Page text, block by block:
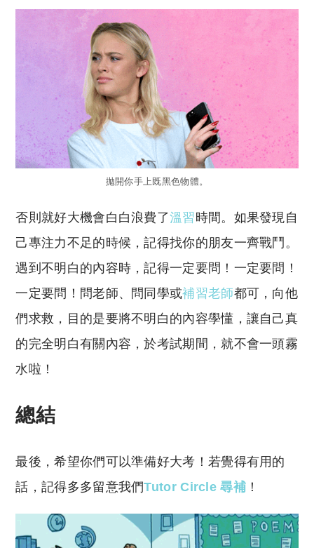
拋開你手上既黑色物體。
否則就好大機會白白浪費了溫習 時間。如果發現自
己專注力不足的時候，記得找你的朋友一齊戰鬥。
遇到不明白的內容時，記得一定要問！一定要問！
一定要問！問老師、問同學或補習老師都可，向他
們求救，目的是要將不明白的內容學懂，讓自己真
的完全明白有關內容，於考試期間，就不會一頭霧
水啦！
總結
最後，希望你們可以準備好大考！若覺得有用的
話，記得多多留意我們Tutor Circle 尋補！